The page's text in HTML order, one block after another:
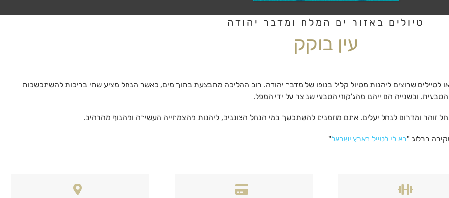
טיולים באזור ים המלח ומדבר יהודה
עין בוקק
לטיילים שרוצים ליהנות מטיול קליל בנופו של מדבר יהודה. רוב ההליכה מתבצעת בתוך מים, כאשר הנחל מציע שתי בריכות להשתכשכות
ובשנייה הם ייהנו מהג'קוזי הטבעי שנוצר על ידי המפל.
זוהר ומדרום לנחל יעלים. אתם מוזמנים להשתכשך במי הנחל הצוננים, ליהנות מהצמחייה העשירה ומהנוף מהרהיב.
בבלוג "בא לי לטייל בארץ ישראל"